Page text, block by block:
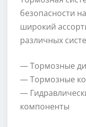
безопасности
широкий
различных
— Тормозные
— Тормозные
—
компоненты